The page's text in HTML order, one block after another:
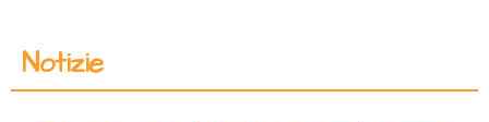
Notizie